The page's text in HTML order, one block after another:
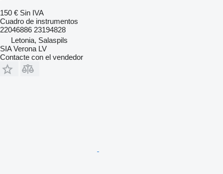
150 € Sin IVA
Cuadro de instrumentos
22046886 23194828
Letonia, Salaspils
SIA Verona LV
Contacte con el vendedor